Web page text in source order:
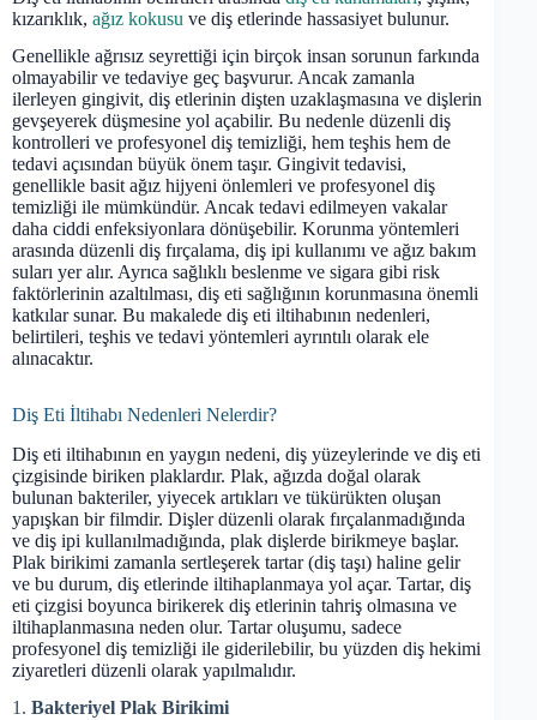
kızarıklık, ağız kokusu ve diş etlerinde hassasiyet bulunur.
Genellikle ağrısız seyrettiği için birçok insan sorunun farkında
olmayabilir ve tedaviye geç başvurur. Ancak zamanla
ilerleyen gingivit, diş etlerinin dişten uzaklaşmasına ve dişlerin
gevşeyerek düşmesine yol açabilir. Bu nedenle düzenli diş
kontrolleri ve profesyonel diş temizliği, hem teşhis hem de
tedavi açısından büyük önem taşır. Gingivit tedavisi,
genellikle basit ağız hijyeni önlemleri ve profesyonel diş
temizliği ile mümkündür. Ancak tedavi edilmeyen vakalar
daha ciddi enfeksiyonlara dönüşebilir. Korunma yöntemleri
arasında düzenli diş fırçalama, diş ipi kullanımı ve ağız bakım
suları yer alır. Ayrıca sağlıklı beslenme ve sigara gibi risk
faktörlerinin azaltılması, diş eti sağlığının korunmasına önemli
katkılar sunar. Bu makalede diş eti iltihabının nedenleri,
belirtileri, teşhis ve tedavi yöntemleri ayrıntılı olarak ele
alınacaktır.
Diş Eti İltihabı Nedenleri Nelerdir?
Diş eti iltihabının en yaygın nedeni, diş yüzeylerinde ve diş eti
çizgisinde biriken plaklardır. Plak, ağızda doğal olarak
bulunan bakteriler, yiyecek artıkları ve tükürükten oluşan
yapışkan bir filmdir. Dişler düzenli olarak fırçalanmadığında
ve diş ipi kullanılmadığında, plak dişlerde birikmeye başlar.
Plak birikimi zamanla sertleşerek tartar (diş taşı) haline gelir
ve bu durum, diş etlerinde iltihaplanmaya yol açar. Tartar, diş
eti çizgisi boyunca birikerek diş etlerinin tahriş olmasına ve
iltihaplanmasına neden olur. Tartar oluşumu, sadece
profesyonel diş temizliği ile giderilebilir, bu yüzden diş hekimi
ziyaretleri düzenli olarak yapılmalıdır.
1. Bakteriyel Plak Birikimi